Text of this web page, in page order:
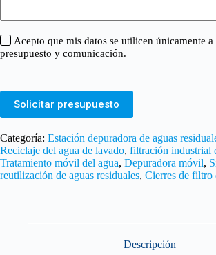
Acepto que mis datos se utilicen únicamente a
presupuesto y comunicación.
Solicitar presupuesto
Categoría: Estación depuradora de aguas
Reciclaje del agua de lavado, filtración industrial
Tratamiento móvil del agua, Depuradora móvil,
reutilización de aguas residuales, Cierres de filtro
Descripción